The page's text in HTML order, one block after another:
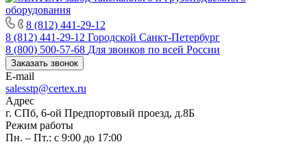
8 (812) 441-29-12
8 (812) 441-29-12 Городской Санкт-Петербург
8 (800) 500-57-68 Для звонков по всей России
Заказать звонок
E-mail
salesstp@certex.ru
Адрес
г. СПб, 6-ой Предпортовый проезд, д.8Б
Режим работы
Пн. – Пт.: с 9:00 до 17:00